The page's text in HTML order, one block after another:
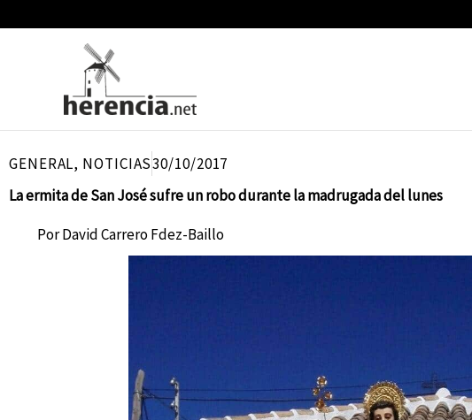
GENERAL, NOTICIAS30/10/2017
La ermita de San José sufre un robo durante la madrugada del lunes
PorDavid Carrero Fdez-Baillo